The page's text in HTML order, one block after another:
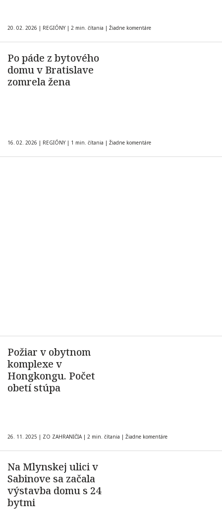
20. 02. 2026 | REGIÓNY | 2 min. čítania | Žiadne komentáre
Po páde z bytového
domu v Bratislave
zomrela žena
16. 02. 2026 | REGIÓNY | 1 min. čítania | Žiadne komentáre
Požiar v obytnom
komplexe v
Hongkongu. Počet
obetí stúpa
26. 11. 2025 | ZO ZAHRANIČIA | 2 min. čítania | Žiadne komentáre
Na Mlynskej ulici v
Sabinove sa začala
výstavba domu s 24
bytmi